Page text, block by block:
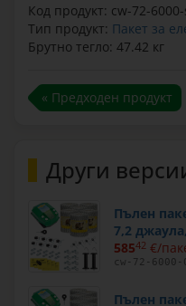
Код продукт: cw-72-6000-
Тип продукт: Пакет за
Брутно тегло: 47.42 кг
« Предходен продукт
Други
Пълен
7,2
58542 €/
cw-72-6000-
Пълен